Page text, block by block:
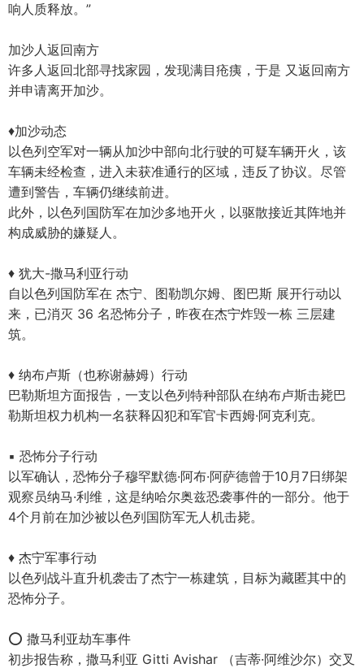
响人质释放。”
加沙人返回南方
许多人返回北部寻找家园，发现满目疮痍，于是 又返回南方
并申请离开加沙。
♦加沙动态
以色列空军对一辆从加沙中部向北行驶的可疑车辆开火，该
车辆未经检查，进入未获准通行的区域，违反了协议。尽管
遭到警告，车辆仍继续前进。
此外，以色列国防军在加沙多地开火，以驱散接近其阵地并
构成威胁的嫌疑人。
♦ 犹大-撒马利亚行动
自以色列国防军在 杰宁、图勒凯尔姆、图巴斯 展开行动以
来，已消灭 36 名恐怖分子，昨夜在杰宁炸毁一栋 三层建
筑。
♦ 纳布卢斯（也称谢赫姆）行动
巴勒斯坦方面报告，一支以色列特种部队在纳布卢斯击毙巴
勒斯坦权力机构一名获释囚犯和军官卡西姆·阿克利克。
▪ 恐怖分子行动
以军确认，恐怖分子穆罕默德·阿布·阿萨德曾于10月7日绑架
观察员纳马·利维，这是纳哈尔奥兹恐袭事件的一部分。他于
4个月前在加沙被以色列国防军无人机击毙。
♦ 杰宁军事行动
以色列战斗直升机袭击了杰宁一栋建筑，目标为藏匿其中的
恐怖分子。
⭕ 撒马利亚劫车事件
初步报告称，撒马利亚 Gitti Avishar （吉蒂·阿维沙尔）交叉